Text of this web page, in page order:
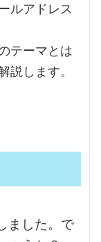
ルアドレス
テーマとは
説します。
ました。で